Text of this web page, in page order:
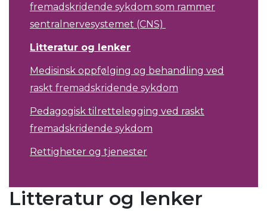
fremadskridende sykdom som rammer
sentralnervesystemet (CNS)
Litteratur og lenker
Medisinsk oppfølging og behandling ved
raskt fremadskridende sykdom
Pedagogisk tilrettelegging ved raskt
fremadskridende sykdom
Rettigheter og tjenester
Litteratur og lenker